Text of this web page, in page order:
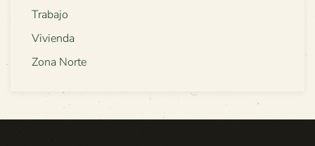
Trabajo
Vivienda
Zona Norte